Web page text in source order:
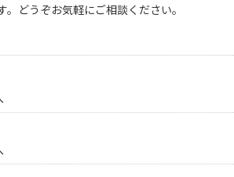
どうぞお気軽にご相談ください。